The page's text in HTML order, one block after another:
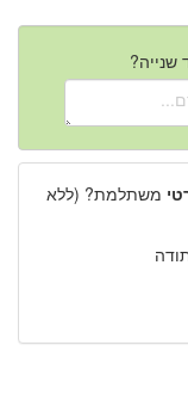
משתלמת? (ללא